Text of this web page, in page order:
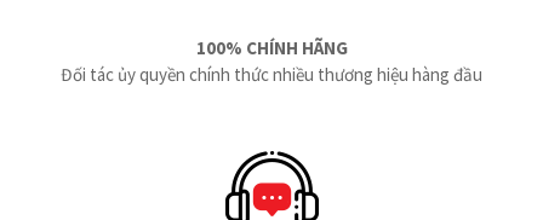
100% CHÍNH HÃNG
Đối tác ủy quyền chính thức nhiều thương hiệu hàng đầu